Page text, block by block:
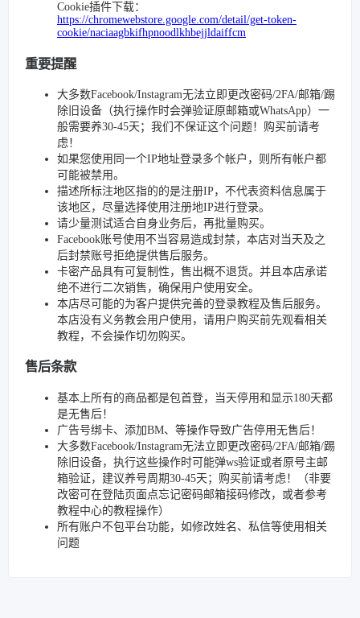
Cookie插件下载：
https://chromewebstore.google.com/detail/get-token-
cookie/naciaagbkifhpnoodlkhbejjldaiffcm
重要提醒
大多数Facebook/Instagram无法立即更改密码/2FA/邮箱/踢
除旧设备（执行操作时会弹验证原邮箱或WhatsApp）一
般需要养30-45天；我们不保证这个问题！购买前请考
虑！
如果您使用同一个IP地址登录多个帐户，则所有帐户都
可能被禁用。
描述所标注地区指的的是注册IP，不代表资料信息属于
该地区，尽量选择使用注册地IP进行登录。
请少量测试适合自身业务后，再批量购买。
Facebook账号使用不当容易造成封禁，本店对当天及之
后封禁账号拒绝提供售后服务。
卡密产品具有可复制性，售出概不退货。并且本店承诺
绝不进行二次销售，确保用户使用安全。
本店尽可能的为客户提供完善的登录教程及售后服务。
本店没有义务教会用户使用，请用户购买前先观看相关
教程，不会操作切勿购买。
售后条款
基本上所有的商品都是包首登，当天停用和显示180天都
是无售后！
广告号绑卡、添加BM、等操作导致广告停用无售后！
大多数Facebook/Instagram无法立即更改密码/2FA/邮箱/踢
除旧设备，执行这些操作时可能弹ws验证或者原号主邮
箱验证，建议养号周期30-45天；购买前请考虑！（非要
改密可在登陆页面点忘记密码邮箱接码修改，或者参考
教程中心的教程操作）
所有账户不包平台功能，如修改姓名、私信等使用相关
问题